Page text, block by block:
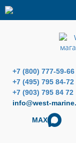
+7 (800) 777-59-66
+7 (495) 795 84-72
+7 (903) 795 84 72
info@west-
MAX